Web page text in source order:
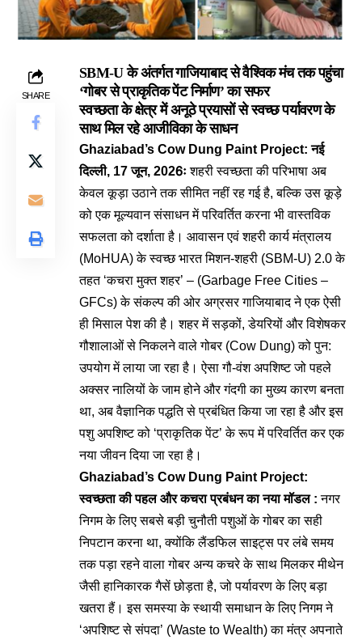
SHARE
SBM-U के अंतर्गत गाजियाबाद से वैश्विक मंच तक पहुंचा
‘गोबर से प्राकृतिक पेंट निर्माण’ का सफर
स्वच्छता के क्षेत्र में अनूठे प्रयासों से स्वच्छ पर्यावरण के
साथ मिल रहे आजीविका के साधन
Ghaziabad’s Cow Dung Paint Project: नई
दिल्ली, 17 जून, 2026ःशहरी स्वच्छता की परिभाषा अब
केवल कूड़ा उठाने तक सीमित नहीं रह गई है, बल्कि उस कूड़े
को एक मूल्यवान संसाधन में परिवर्तित करना भी वास्तविक
सफलता को दर्शाता है। आवासन एवं शहरी कार्य मंत्रालय
(MoHUA) के स्वच्छ भारत मिशन-शहरी (SBM-U) 2.0 के
तहत ‘कचरा मुक्त शहर’ – (Garbage Free Cities –
GFCs) के संकल्प की ओर अग्रसर गाजियाबाद ने एक ऐसी
ही मिसाल पेश की है। शहर में सड़कों, डेयरियों और विशेषकर
गौशालाओं से निकलने वाले गोबर (Cow Dung) को पुन:
उपयोग में लाया जा रहा है। ऐसा गौ-वंश अपशिष्ट जो पहले
अक्सर नालियों के जाम होने और गंदगी का मुख्य कारण बनता
था, अब वैज्ञानिक पद्धति से प्रबंधित किया जा रहा है और इस
पशु अपशिष्ट को ‘प्राकृतिक पेंट’ के रूप में परिवर्तित कर एक
नया जीवन दिया जा रहा है।
Ghaziabad’s Cow Dung Paint Project:
स्वच्छता की पहल और कचरा प्रबंधन का नया मॉडल : नगर
निगम के लिए सबसे बड़ी चुनौती पशुओं के गोबर का सही
निपटान करना था, क्योंकि लैंडफिल साइट्स पर लंबे समय
तक पड़ा रहने वाला गोबर अन्य कचरे के साथ मिलकर मीथेन
जैसी हानिकारक गैसें छोड़ता है, जो पर्यावरण के लिए बड़ा
खतरा हैं। इस समस्या के स्थायी समाधान के लिए निगम ने
‘अपशिष्ट से संपदा’ (Waste to Wealth) का मंत्र अपनाते